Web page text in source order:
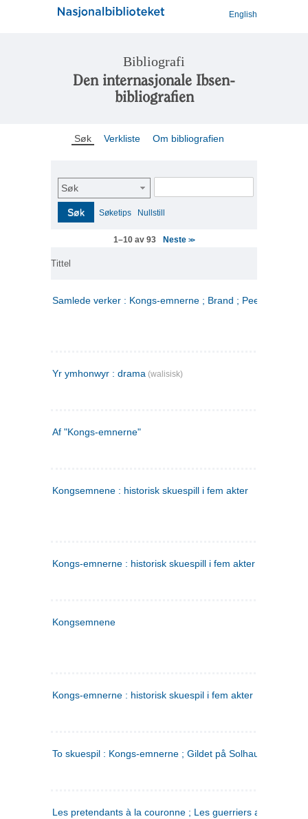
English
Bibliografi
Den internasjonale Ibsen-
bibliografien
Søk Verkliste Om bibliografien
Søk
Søk Søketips Nullstill
1–10 av 93 Neste>>
Tittel
Samlede verker : Kongs-emnerne ; Brand ; Peer Gynt. 2
Yr ymhonwyr : drama (walisisk)
Af "Kongs-emnerne"
Kongsemnene : historisk skuespill i fem akter
Kongs-emnerne : historisk skuespill i fem akter
Kongsemnene
Kongs-emnerne : historisk skuespil i fem akter
To skuespil : Kongs-emnerne ; Gildet på Solhaug
Les pretendants à la couronne ; Les guerriers a Helgeland